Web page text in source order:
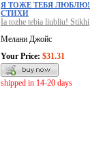
Я ТОЖЕ ТЕБЯ ЛЮБЛЮ!
СТИХИ
Ia tozhe tebia liubliu! Stikhi
Мелани Джойс
Your Price: $31.31
shipped in 14-20 days